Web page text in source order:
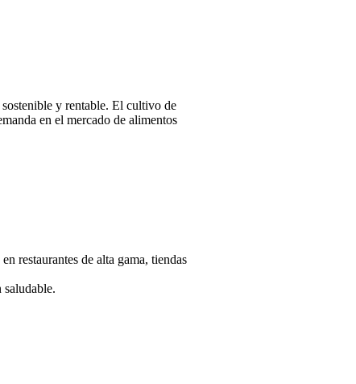
y rentable. El cultivo de
en el mercado de alimentos
restaurantes de alta gama, tiendas
saludable.